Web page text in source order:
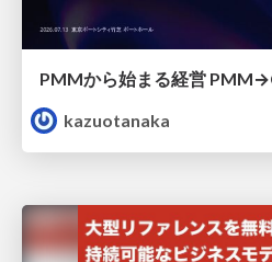
kazuotanaka